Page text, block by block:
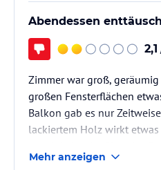
Abendessen
2,1
Zimmer war groß,
großen Fensterflächen
Balkon gab es nur
lackiertem Holz wirkt
sich mir nicht.
Mehr anzeigen